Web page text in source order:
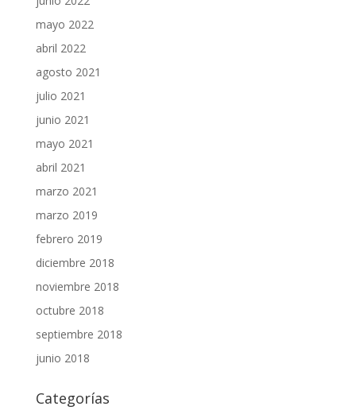
mayo 2022
abril 2022
agosto 2021
julio 2021
junio 2021
mayo 2021
abril 2021
marzo 2021
marzo 2019
febrero 2019
diciembre 2018
noviembre 2018
octubre 2018
septiembre 2018
junio 2018
Categorías